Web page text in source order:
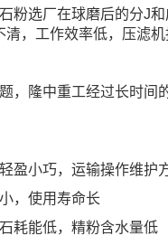
粉选厂在球磨后的分J
，工作效率低，压滤机
，隆中重工经过长时间
盈小巧，运输操作维护
，使用寿命长
耗能低，精粉含水量低